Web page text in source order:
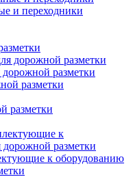
и переходники
разметки
разметки
к оборудованию